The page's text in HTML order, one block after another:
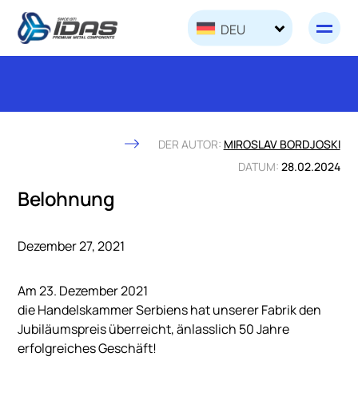
Skip to content
DEU
Belohnung
DER AUTOR: MIROSLAV BORDJOSKI
DATUM: 28.02.2024
Dezember 27, 2021
Am 23. Dezember 2021
die Handelskammer Serbiens hat unserer Fabrik den
Jubiläumspreis überreicht, änlasslich 50 Jahre
erfolgreiches Geschäft!